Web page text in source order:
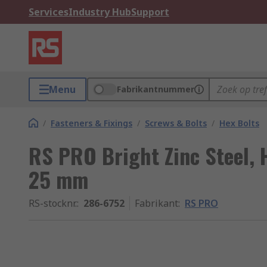
ServicesIndustry HubSupport
Menu Fabrikantnummer
/ Fasteners & Fixings / Screws & Bolts / Hex Bolts
RS PRO Bright Zinc Steel,
25 mm
RS-stocknr.: 286-6752 Fabrikant: RS PRO